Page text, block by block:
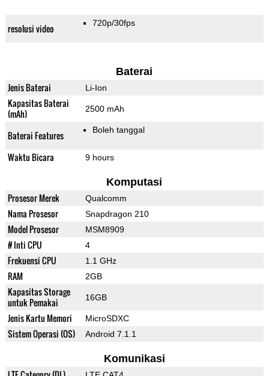
resolusi video 720p/30fps
Baterai
Jenis Baterai Li-Ion
Kapasitas Baterai
(mAh)
2500 mAh
Baterai Features Boleh tanggal
Waktu Bicara 9 hours
Komputasi
Prosesor Merek Qualcomm
Nama Prosesor Snapdragon 210
Model Prosesor MSM8909
# Inti CPU 4
Frekuensi CPU 1.1 GHz
RAM 2GB
Kapasitas Storage
untuk Pemakai
16GB
Jenis Kartu Memori MicroSDXC
Sistem Operasi (OS) Android 7.1.1
Komunikasi